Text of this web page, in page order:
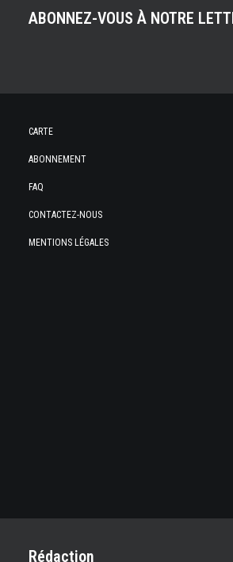
ABONNEZ-VOUS À NOTRE
CARTE
ABONNEMENT
FAQ
CONTACTEZ-NOUS
MENTIONS LÉGALES
Rédaction